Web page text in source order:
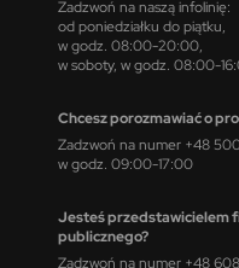
Zadzwoń na naszą infolinię:
od poniedziałku do piątku,
w godz. 08:00-20:00,
w soboty, w godz. 08:00-
Chcesz porozmawiać o
Zadzwoń na numer +48
w godz. 09:00-17:00
Jesteś przedstawicielem
publicznego?
Zadzwoń na numer +48